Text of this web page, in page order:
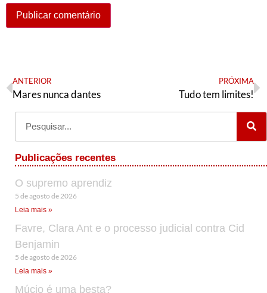
ANTERIOR
Mares nunca dantes
PRÓXIMA
Tudo tem limites!
Publicações recentes
O supremo aprendiz
5 de agosto de 2026
Leia mais »
Favre, Clara Ant e o processo judicial contra Cid
Benjamin
5 de agosto de 2026
Leia mais »
Múcio é uma besta?